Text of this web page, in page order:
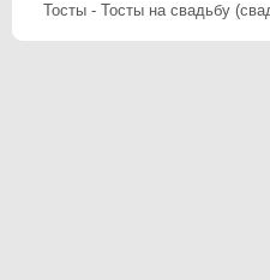
Тосты - Тосты на свадьбу